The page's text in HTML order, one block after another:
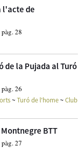
l'acte de
28
de la Pujada al Turó
26
~Turó de l'home~Club
BTT
27